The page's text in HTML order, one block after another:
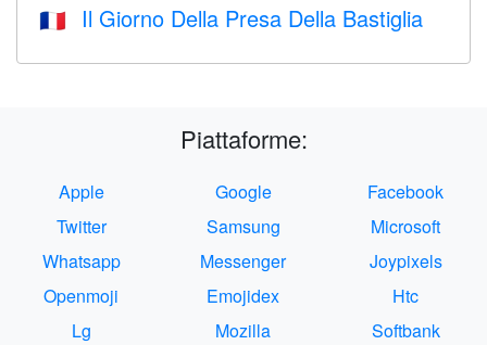
🇫🇷 Il Giorno Della Presa Della Bastiglia
Piattaforme:
Apple Google
Facebook
Twitter
Samsung
Microsoft
Whatsapp
Messenger
Joypixels
Openmoji
Emojidex
Htc
Lg
Mozilla
Softbank